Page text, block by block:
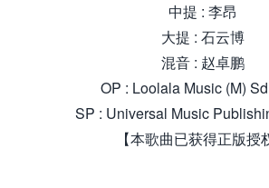
中提 : 李昂
大提 : 石云博
混音 : 赵卓鹏
OP : Loolala Music (M)
SP : Universal Music
【本歌曲已获得正版授